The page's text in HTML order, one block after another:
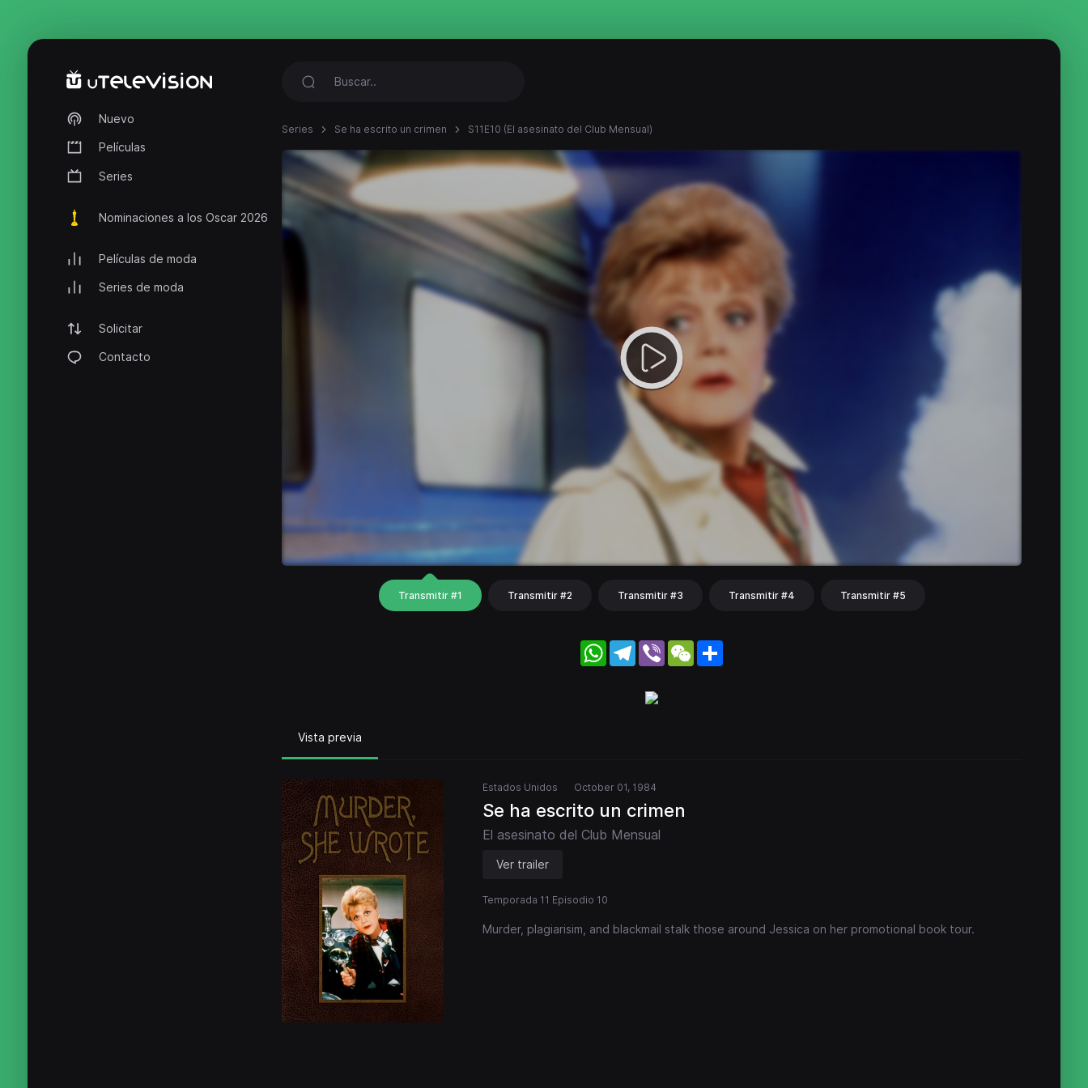
Nuevo
Películas
Series
Nominaciones a los Oscar 2026
Películas de moda
Series de moda
Solicitar
Contacto
Series Se ha escrito un crimen S11E10 (El asesinato del Club Mensual)
Transmitir #1 Transmitir #2 Transmitir #3 Transmitir #4 Transmitir #5
WhatsApp
Telegram
Viber WeChat
Vista previa
Estados Unidos October 01, 1984
Se ha escrito un crimen
El asesinato del Club Mensual
Ver trailer
Temporada 11 Episodio 10
Murder, plagiarisim, and blackmail stalk those around Jessica on her promotional book tour.